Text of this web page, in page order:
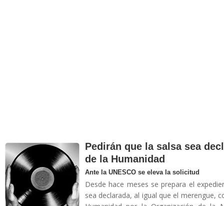
Pedirán que la salsa sea
de la Humanidad
Ante la UNESCO se eleva la solicitud
Desde hace meses se prepara el
sea declarada, al igual que el merengue,